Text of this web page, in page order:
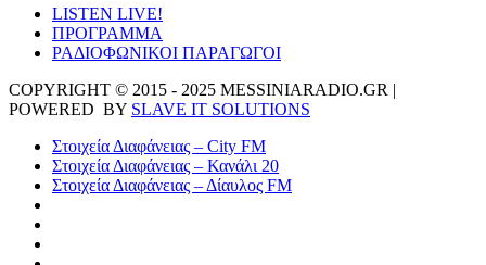
LISTEN LIVE!
ΠΡΟΓΡΑΜΜΑ
ΡΑΔΙΟΦΩΝΙΚΟΙ ΠΑΡΑΓΩΓΟΙ
COPYRIGHT © 2015 - 2025 MESSINIARADIO.GR |
POWERED BY SLAVE IT SOLUTIONS
Στοιχεία Διαφάνειας – City FM
Στοιχεία Διαφάνειας – Κανάλι 20
Στοιχεία Διαφάνειας – Δίαυλος FM